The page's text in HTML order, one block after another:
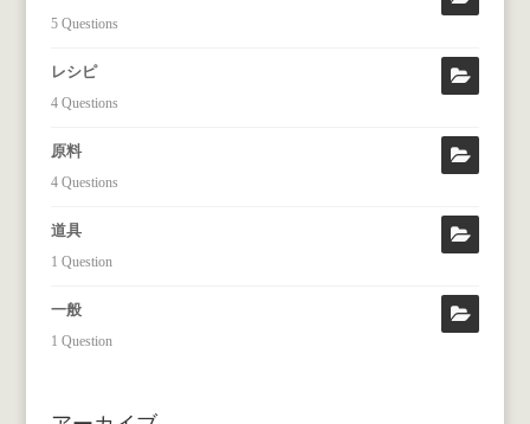
5 Questions
レシピ
4 Questions
原料
4 Questions
道具
1 Question
一般
1 Question